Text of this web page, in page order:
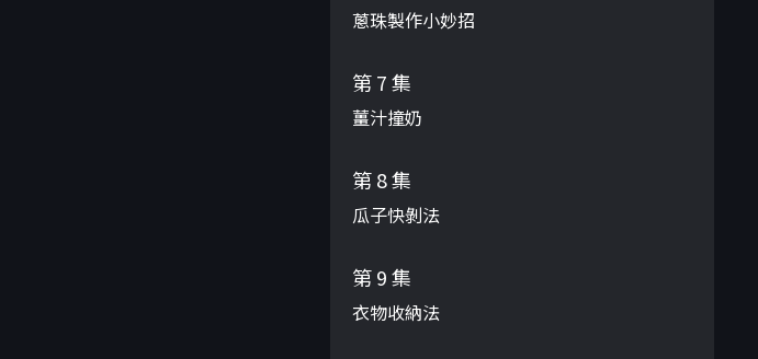
蔥珠製作小妙招
第 7 集
薑汁撞奶
第 8 集
瓜子快剝法
第 9 集
衣物收納法